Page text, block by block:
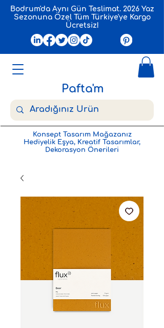
Pafta'm
Bodrum'da Aynı Gün Teslimat. 2026 Yaz
Sezonuna Özel Tüm Türkiye'ye Kargo
Ücretsiz!
Konsept Tasarım Mağazanız
Hediyelik Eşya, Kreatif Tasarımlar,
Dekorasyon Önerileri